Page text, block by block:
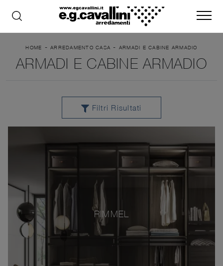
HOME -ARREDAMENTO CASA - ARMADI E CABINE ARMADIO
ARMADI E CABINE ARMADIO
Filtri Risultati
RIMMEL